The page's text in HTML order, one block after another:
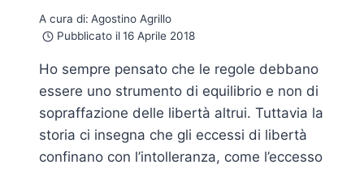
A cura di: Agostino Agrillo
Pubblicato il 16 Aprile 2018
Ho sempre pensato che le regole debbano
essere uno strumento di equilibrio e non di
sopraffazione delle libertà altrui. Tuttavia la
storia ci insegna che gli eccessi di libertà
confinano con l’intolleranza, come l’eccesso